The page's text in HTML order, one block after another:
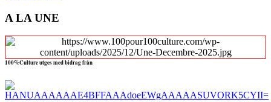
A LA UNE
100%Culture utges med bidrag från